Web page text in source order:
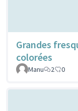
Grandes
colorées
Manu
2 0